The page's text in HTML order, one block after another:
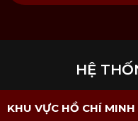
Lưu ý vệ sinh và sử
chính hãng tại
Bộ hũ ướp thực
HỆ
KHU VỰC HỒ CHÍ MINH